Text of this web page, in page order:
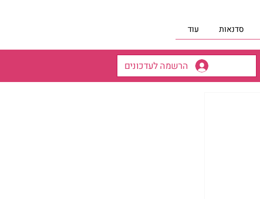
סדנאות עוד
הרשמה לעדכונים